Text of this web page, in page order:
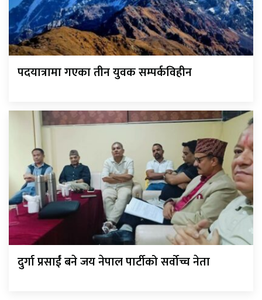
पदयात्रामा गएका तीन युवक सम्पर्कविहीन
दुर्गा प्रसाईं बने जय नेपाल पार्टीको सर्वोच्च नेता